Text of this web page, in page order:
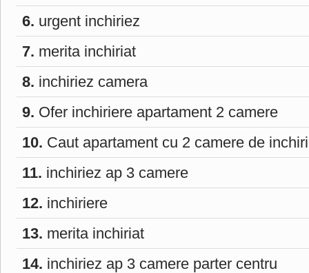
6. urgent inchiriez
7. merita inchiriat
8. inchiriez camera
9. Ofer inchiriere apartament 2 camere
10. Caut apartament cu 2 camere de
11. inchiriez ap 3 camere
12. inchiriere
13. merita inchiriat
14. inchiriez ap 3 camere parter centru